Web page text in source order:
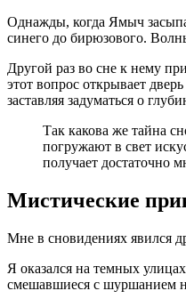
Однажды, когда Ямыч
синего до бирюзового.
Другой раз во сне к нему
этот вопрос открывает
заставляя задуматься о
Так какова же тайна
погружают в свет
получает достаточно
Мистические
Мне в сновидениях явился
Я оказался на темных
смешавшиеся с шуршанием